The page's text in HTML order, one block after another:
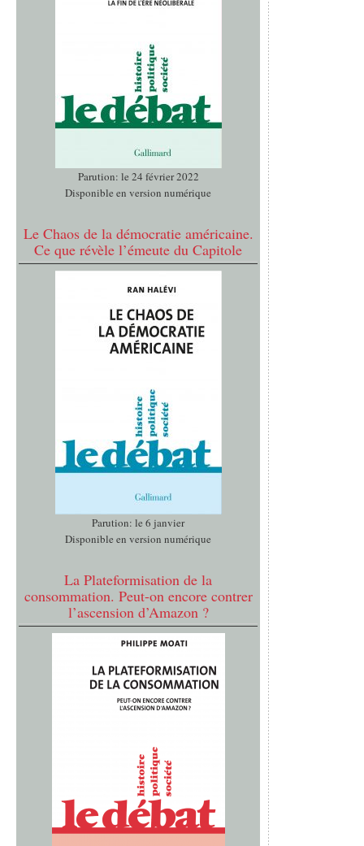
Parution: le 24 février 2022
Disponible en version numérique
Le Chaos de la démocratie américaine.
Ce que révèle l’émeute du Capitole
Parution: le 6 janvier
Disponible en version numérique
La Plateformisation de la
consommation. Peut-on encore contrer
l’ascension d’Amazon ?